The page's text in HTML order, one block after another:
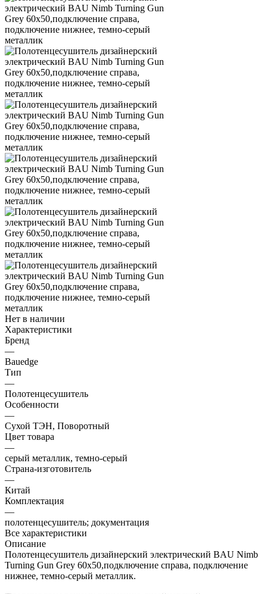
Нет в наличии
Характеристики
Бренд
—
Bauedge
Тип
—
Полотенцесушитель
Особенности
—
Сухой ТЭН, Поворотный
Цвет товара
—
серый металлик, темно-серый
Страна-изготовитель
—
Китай
Комплектация
—
полотенцесушитель; документация
Все характеристики
Описание
Полотенцесушитель дизайнерский электрический BAU Nimb
Turning Gun Grey 60х50,подключение справа, подключение
нижнее, темно-серый металлик.